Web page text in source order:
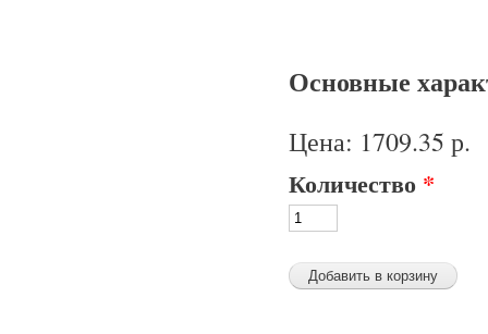
Основные
Цена: 1709.35 р.
Количество *